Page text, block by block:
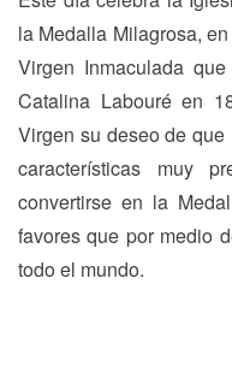
la Medalla Milagrosa,
Virgen Inmaculada
Catalina Labouré en
Virgen su deseo de
características muy
convertirse en la
favores que por medio
todo el mundo.